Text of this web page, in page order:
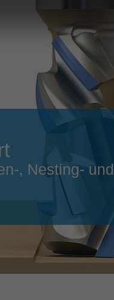
, Nesting- und